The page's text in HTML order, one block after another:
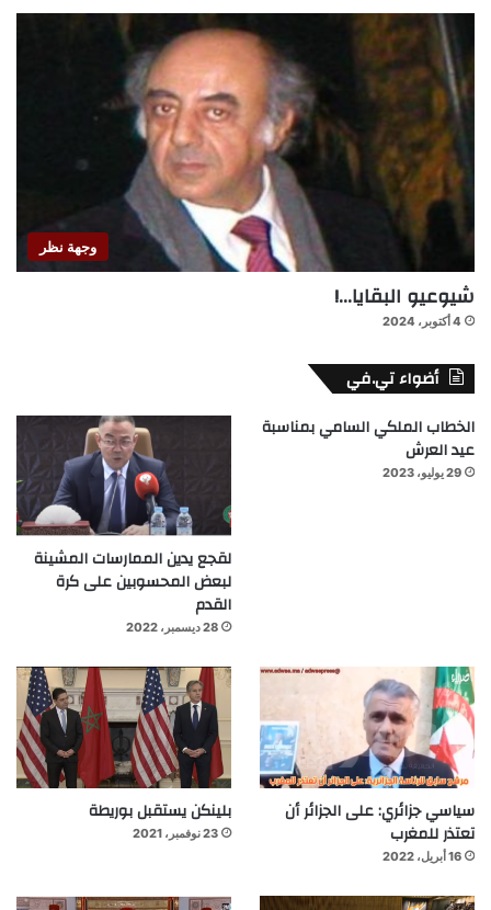
وجهة نظر
شيوعيو البقايا…!
4 أكتوبر، 2024
أضواء تي.في
الخطاب الملكي السامي بمناسبة
عيد العرش
29 يوليو، 2023
لقجع يدين الممارسات المشينة
لبعض المحسوبين على كرة
القدم
28 ديسمبر، 2022
سياسي جزائري: على الجزائر أن
تعتذر للمغرب
16 أبريل، 2022
بلينكن يستقبل بوريطة
23 نوفمبر، 2021